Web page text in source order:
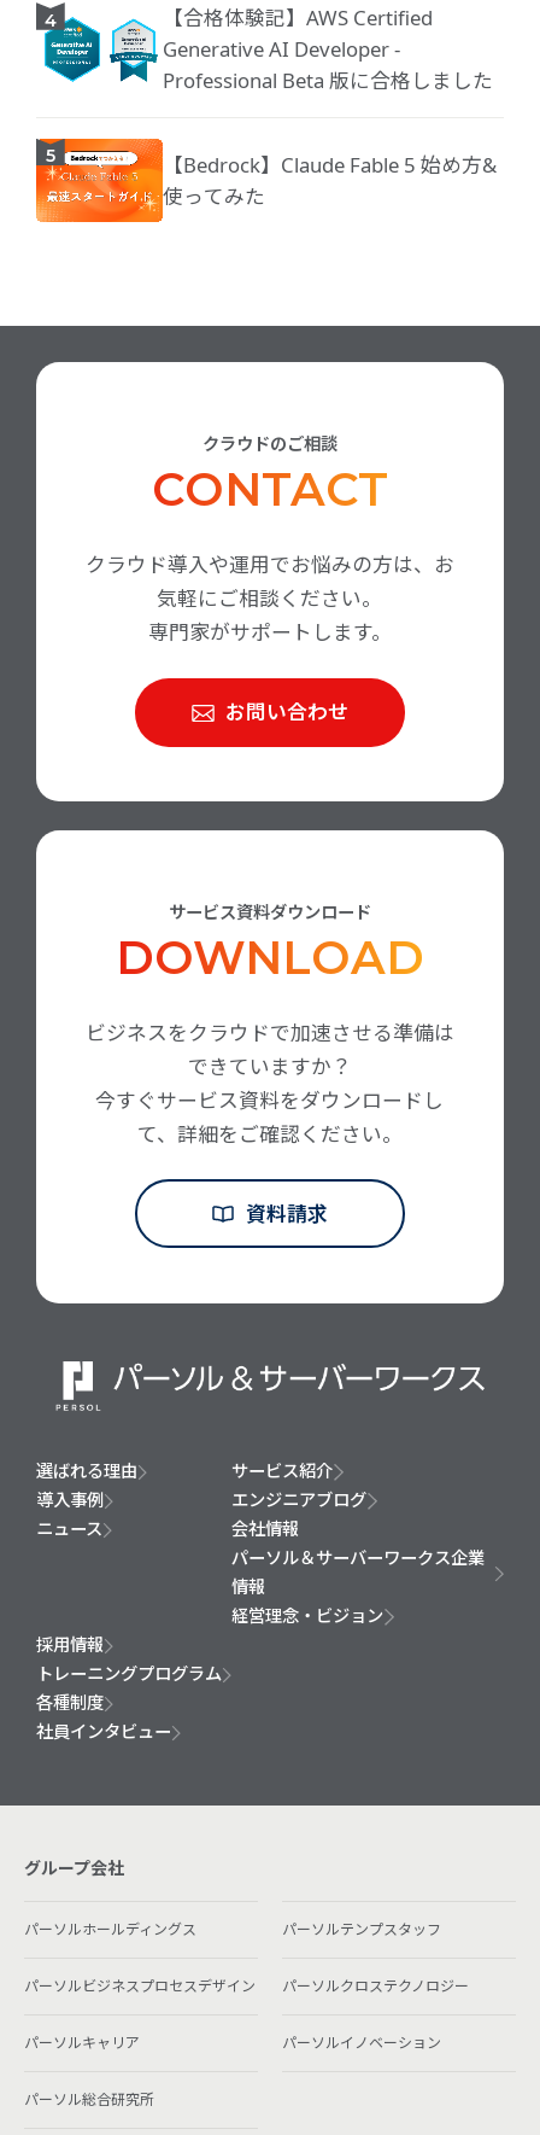
【合格体験記】AWS Certified
Generative AI Developer -
Professional Beta 版に合格しました
【Bedrock】Claude Fable 5 始め方&
使ってみた
クラウドのご相談
CONTACT
クラウド導入や運用でお悩みの方は、お
気軽にご相談ください。
専門家がサポートします。
お問い合わせ
サービス資料ダウンロード
DOWNLOAD
ビジネスをクラウドで加速させる準備は
できていますか？
今すぐサービス資料をダウンロードし
て、詳細をご確認ください。
資料請求
選ばれる理由
サービス紹介
導入事例
エンジニアブログ
ニュース
会社情報
パーソル＆サーバーワークス企業
情報
経営理念・ビジョン
採用情報
トレーニングプログラム
各種制度
社員インタビュー
グループ会社
パーソルホールディングス パーソルテンプスタッフ
パーソルビジネスプロセスデザイン パーソルクロステクノロジー
パーソルキャリア パーソルイノベーション
パーソル総合研究所